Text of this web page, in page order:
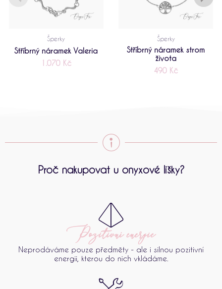
Šperky
Stříbrný náramek Valeria
1.070 Kč
Šperky
Stříbrný náramek strom
života
490 Kč
Proč nakupovat u onyxové lišky?
Pozitivní energie
Neprodáváme pouze předměty - ale i silnou pozitivní
energii, kterou do nich vkládáme.